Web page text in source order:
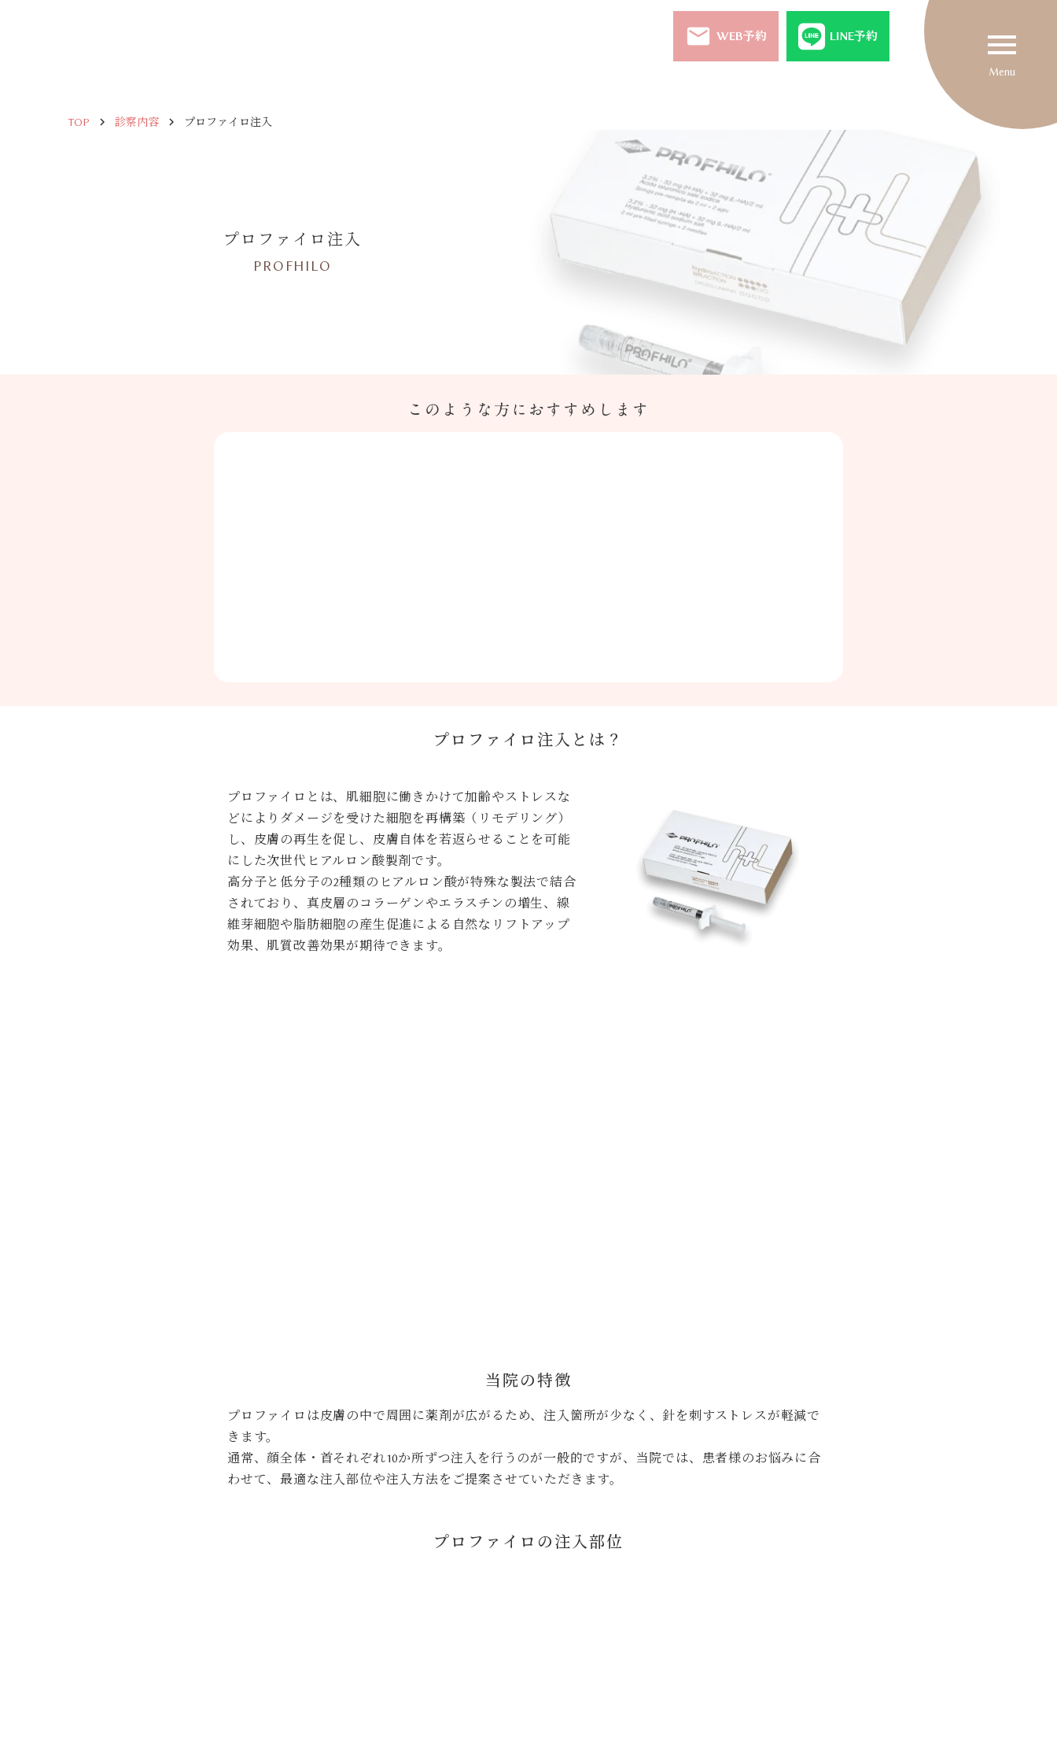
email WEB予約 LINE予約 menu
Menu
TOP keyboard_arrow_right 診察内容 keyboard_arrow_right プロファイロ注入
プロファイロ注入
PROFHILO
このような方におすすめします
プロファイロ注入とは？
プロファイロとは、肌細胞に働きかけて加齢やストレスな
どによりダメージを受けた細胞を再構築（リモデリング）
し、皮膚の再生を促し、皮膚自体を若返らせることを可能
にした次世代ヒアルロン酸製剤です。
高分子と低分子の2種類のヒアルロン酸が特殊な製法で結合
されており、真皮層のコラーゲンやエラスチンの増生、線
維芽細胞や脂肪細胞の産生促進による自然なリフトアップ
効果、肌質改善効果が期待できます。
当院の特徴
プロファイロは皮膚の中で周囲に薬剤が広がるため、注入箇所が少なく、針を刺すストレスが軽減で
きます。
通常、顔全体・首それぞれ10か所ずつ注入を行うのが一般的ですが、当院では、患者様のお悩みに合
わせて、最適な注入部位や注入方法をご提案させていただきます。
プロファイロの注入部位